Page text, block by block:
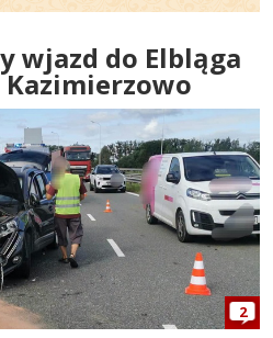
wjazd do Elbląga
2